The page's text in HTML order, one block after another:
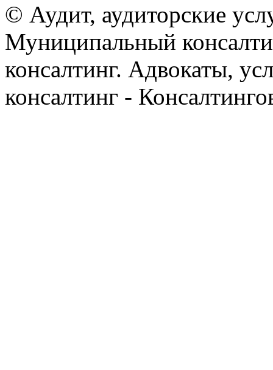
© Аудит, аудиторские
Муниципальный
консалтинг. Адвокаты,
консалтинг -